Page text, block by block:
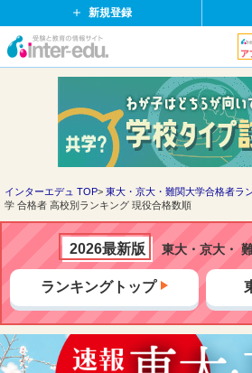
新規登録
イ
ド
ッ
ト
インターエデュ TOP 東大・京大・難関大学合格者ラ
学 合格者 高校別ランキング 現役合格数順
2026最新版 東大・京大・
ランキングトップ